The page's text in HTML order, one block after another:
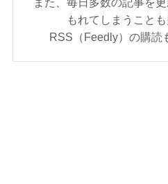
もれてしまうことも
RSS（Feedly）の購読